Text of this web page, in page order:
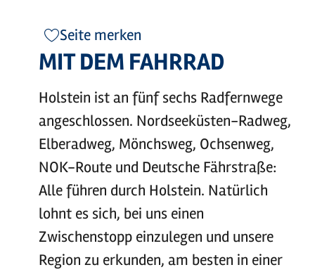
Seite merken
MIT DEM FAHRRAD
Holstein ist an fünf sechs Radfernwege
angeschlossen. Nordseeküsten-Radweg,
Elberadweg, Mönchsweg, Ochsenweg,
NOK-Route und Deutsche Fährstraße:
Alle führen durch Holstein. Natürlich
lohnt es sich, bei uns einen
Zwischenstopp einzulegen und unsere
Region zu erkunden, am besten in einer